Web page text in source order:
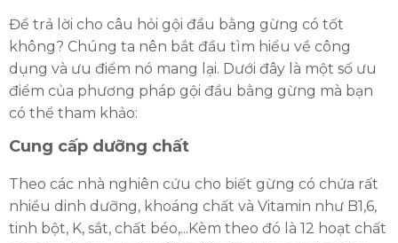
Để trả lời cho câu hỏi gội đầu bằng gừng có tốt
không? Chúng ta nên bắt đầu tìm hiểu về công
dụng và ưu điểm nó mang lại. Dưới đây là một số ưu
điểm của phương pháp gội đầu bằng gừng mà bạn
có thể tham khảo:
Cung cấp dưỡng chất
Theo các nhà nghiên cứu cho biết gừng có chứa rất
nhiều dinh dưỡng, khoáng chất và Vitamin như B1,6,
tinh bột, K, sắt, chất béo,...Kèm theo đó là 12 hoạt chất